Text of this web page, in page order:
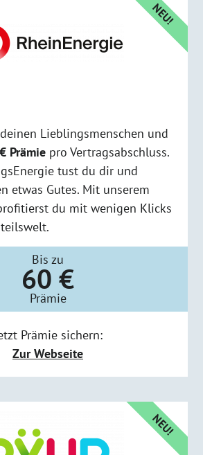
NEU!
Lieblingsmenschen und
Prämie pro Vertragsabschluss.
tust du dir und
etwas Gutes. Mit unserem
du mit wenigen Klicks
Bis zu
60 €
Prämie
Prämie sichern:
Zur Webseite
NEU!